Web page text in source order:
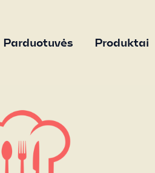
Parduotuvės Produktai